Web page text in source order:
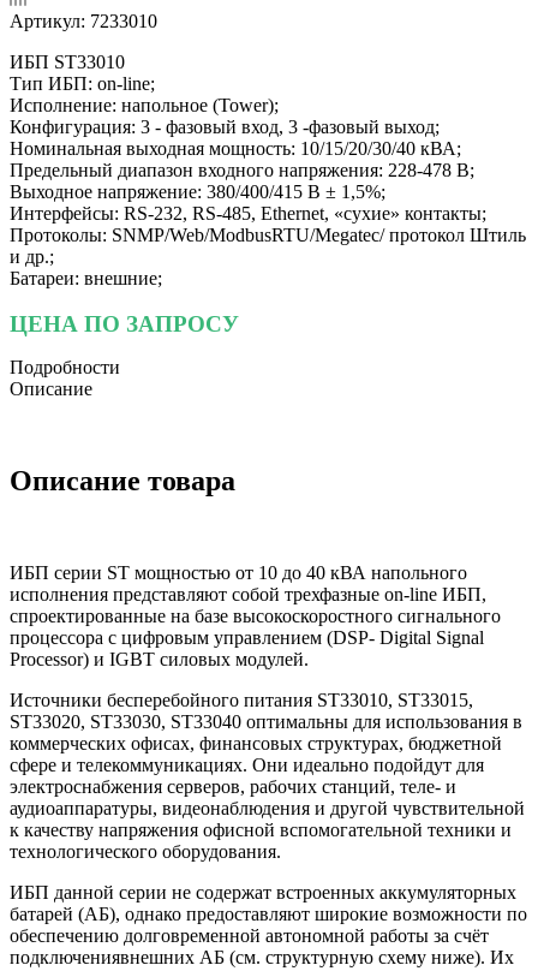
Артикул: 7233010
ИБП ST33010
Тип ИБП: on-line;
Исполнение: напольное (Tower);
Конфигурация: 3 - фазовый вход, 3 -фазовый выход;
Номинальная выходная мощность: 10/15/20/30/40 кВА;
Предельный диапазон входного напряжения: 228-478 В;
Выходное напряжение: 380/400/415 В ± 1,5%;
Интерфейсы: RS-232, RS-485, Ethernet, «сухие» контакты;
Протоколы: SNMP/Web/ModbusRTU/Megatec/ протокол Штиль
и др.;
Батареи: внешние;
ЦЕНА ПО ЗАПРОСУ
Подробности
Описание
Описание товара
ИБП серии ST мощностью от 10 до 40 кВА напольного
исполнения представляют собой трехфазные on-line ИБП,
спроектированные на базе высокоскоростного сигнального
процессора с цифровым управлением (DSP- Digital Signal
Processor) и IGBT силовых модулей.
Источники бесперебойного питания ST33010, ST33015,
ST33020, ST33030, ST33040 оптимальны для использования в
коммерческих офисах, финансовых структурах, бюджетной
сфере и телекоммуникациях. Они идеально подойдут для
электроснабжения серверов, рабочих станций, теле- и
аудиоаппаратуры, видеонаблюдения и другой чувствительной
к качеству напряжения офисной вспомогательной техники и
технологического оборудования.
ИБП данной серии не содержат встроенных аккумуляторных
батарей (АБ), однако предоставляют широкие возможности по
обеспечению долговременной автономной работы за счёт
подключениявнешних АБ (см. структурную схему ниже). Их